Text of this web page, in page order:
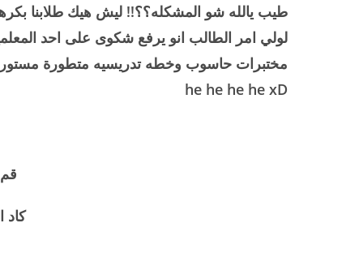
طيب يالله شو المشكله؟؟!! ليش هيك طلابنا
لولي امر الطالب انو يرفع شكوى على احد
مختبرات حاسوب وخطه تدريسيه متطورة
he he he he xD
قم
كاد